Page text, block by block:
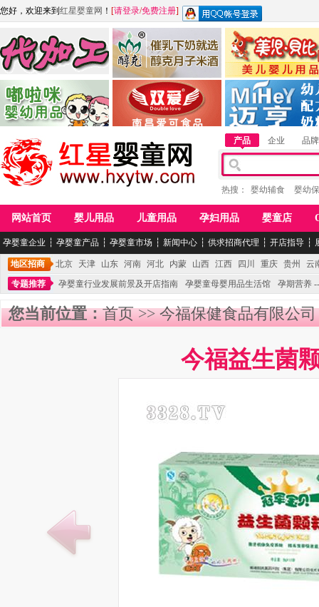
您好，欢迎来到 红星婴童网 ！ [请登录/免费注册]
江西麦嘟嘟食品有限公司
青岛嘟啦咪婴幼儿用品公司
江西醇之客月子米酒 惠州市美儿婴儿用品
湖南迈亨母婴用品有限
产品 企业 品牌
热搜： 婴幼辅食 婴幼
网站首页 婴儿用品 儿童用品 孕妇用品 婴童店
孕婴童企业 ┆ 孕婴童产品 ┆ 孕婴童市场 ┆ 新闻中心 ┆ 供求招商代理 ┆ 开店指导 ┆
地区招商 北京 天津 山东 河南 河北 内蒙 山西 江西 四川 重庆 贵州
云
专题推荐
孕婴童行业发展前景及开店指南 孕婴童母婴用品生活馆 孕期营养
您当前位置：首页>>今福保健食品有限公司
今福益生菌